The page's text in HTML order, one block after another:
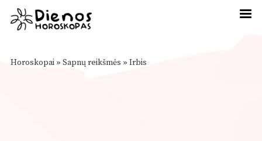
Horoskopai » Sapnų reikšmės » Irbis